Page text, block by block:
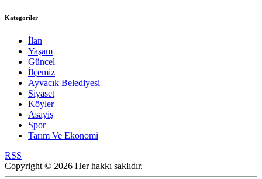
Kategoriler
İlan
Yaşam
Güncel
İlçemiz
Ayvacık Belediyesi
Siyaset
Köyler
Asayiş
Spor
Tarım Ve Ekonomi
RSS
Copyright © 2026 Her hakkı saklıdır.